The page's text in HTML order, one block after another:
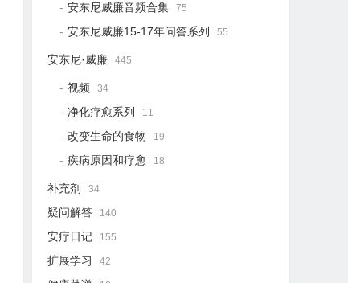
安东尼威廉音频合集 75
安东尼威廉15-17年问答系列 55
安东尼·威廉 445
视频 34
净化疗愈系列 11
改变生命的食物 19
疾病原因和疗愈 18
补充剂 34
疑问解答 140
安疗日记 155
扩展学习 42